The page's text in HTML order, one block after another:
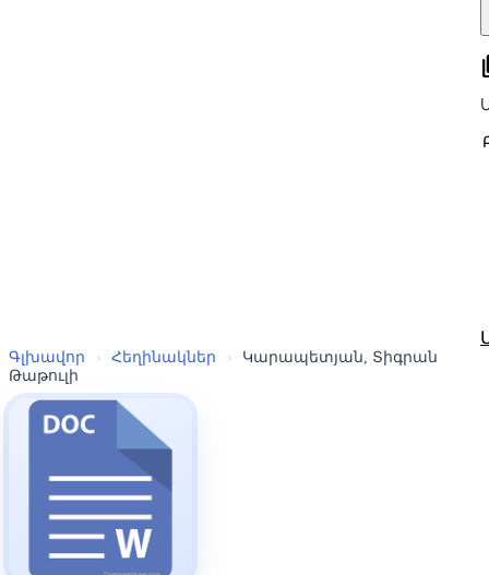
Գլխավոր › Հեղինակներ ›
Կարապետյան, Տիգրան
Թաթուլի